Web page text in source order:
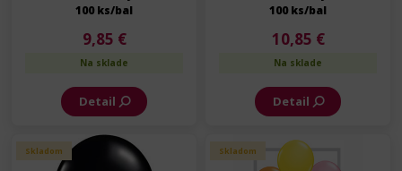
100 ks/bal
9,85 €
Na sklade
Detail
100 ks/bal
10,85 €
Na sklade
Detail
Skladom Skladom